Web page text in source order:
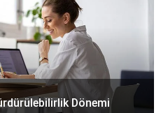
Dönemi